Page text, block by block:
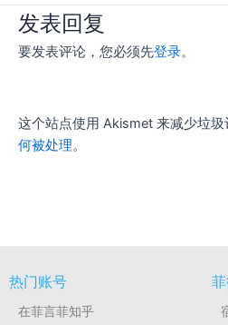
发表回复
要发表评论，您必须先登录。
这个站点使用 Akismet 来减少垃圾
何被处理。
热门账号
在菲言菲知乎